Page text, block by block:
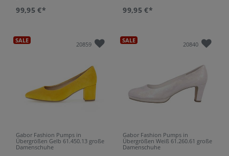
99,95 €* 99,95 €*
SALE 20859
Gabor Fashion Pumps in
Übergrößen Gelb 61.450.13 große
Damenschuhe
SALE 20840
Gabor Fashion Pumps in
Übergrößen Weiß 61.260.61 große
Damenschuhe